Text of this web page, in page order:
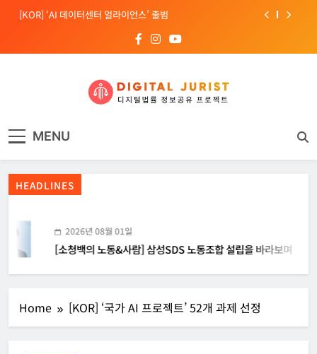
Skip[KOR] ‘AI 데이터센터 얼라이언스’ 출범
[EU] 틱톡의 아동 보호 미흡 관련 예비 조사결과 발표
[Russia] 텔레그램 설립자 파벨 두로프 기소
[KOR] ‘AI 데이터센터 얼라이언스’ 출범
[EU] 틱톡의 아동 보호 미흡 관련 예비 조사결과 발표
MENU
HEADLINES
2026년 08월 01일
[소청백의 노동&사람] 삼성SDS 노동조합 설립을 바라보며
Home [KOR] ‘국가 AI 프로젝트’ 52개 과제 선정